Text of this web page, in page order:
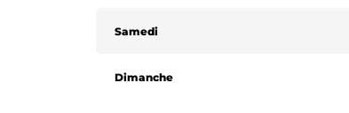
Samedi
Dimanche